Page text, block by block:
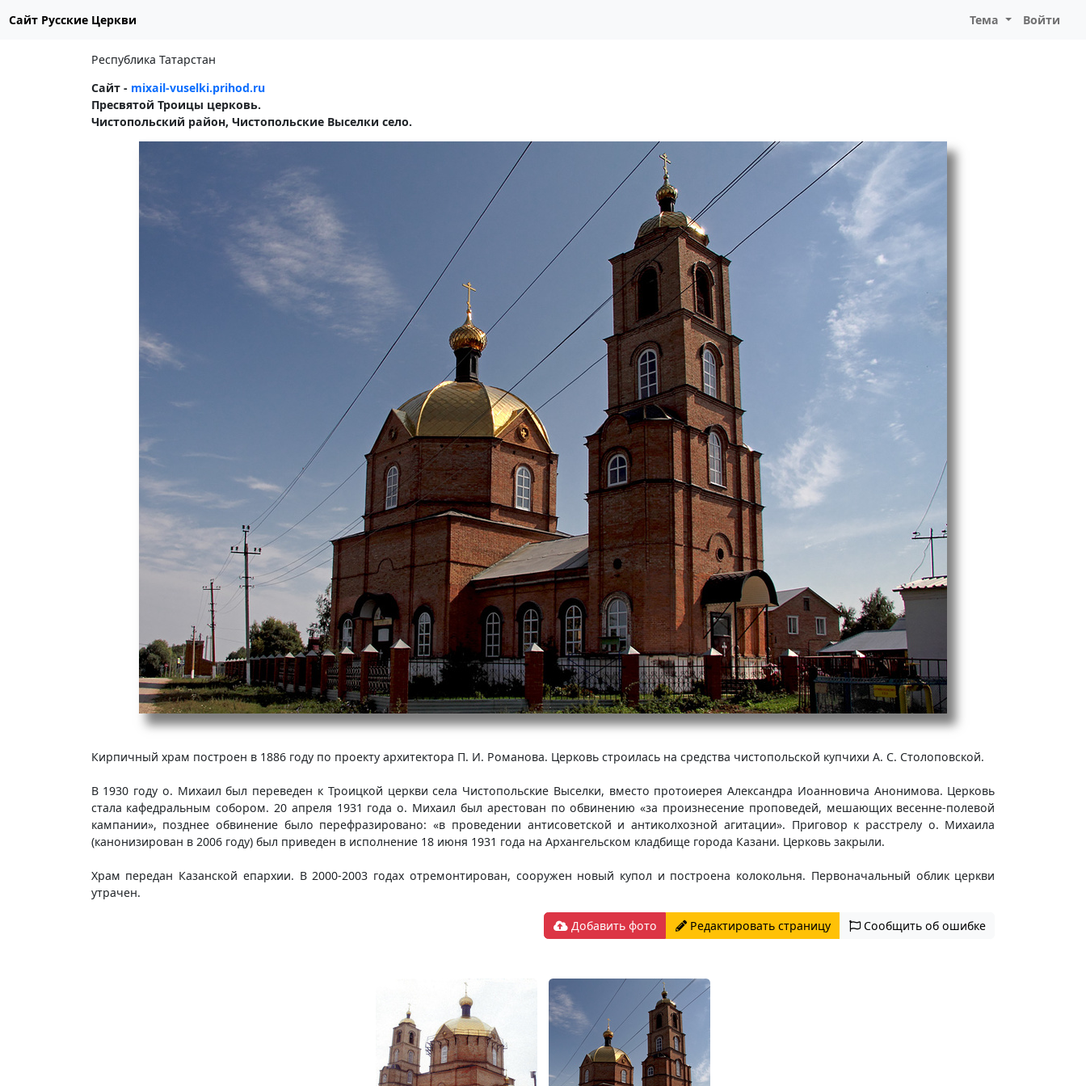
Сайт Русские Церкви Тема Войти
Республика Татарстан
Сайт - mixail-vuselki.prihod.ru
Пресвятой Троицы церковь.
Чистопольский район, Чистопольские Выселки село.
Кирпичный храм построен в 1886 году по проекту архитектора П. И. Романова. Церковь строилась на средства чистопольской купчихи А. С. Столоповской.
В 1930 году о. Михаил был переведен к Троицкой церкви села Чистопольские Выселки, вместо протоиерея Александра Иоанновича Анонимова. Церковь
стала кафедральным собором. 20 апреля 1931 года о. Михаил был арестован по обвинению «за произнесение проповедей, мешающих весенне-полевой
кампании», позднее обвинение было перефразировано: «в проведении антисоветской и антиколхозной агитации». Приговор к расстрелу о. Михаила
(канонизирован в 2006 году) был приведен в исполнение 18 июня 1931 года на Архангельском кладбище города Казани. Церковь закрыли.
Храм передан Казанской епархии. В 2000-2003 годах отремонтирован, сооружен новый купол и построена колокольня. Первоначальный облик церкви
утрачен.
Добавить фото Редактировать страницу Сообщить об ошибке